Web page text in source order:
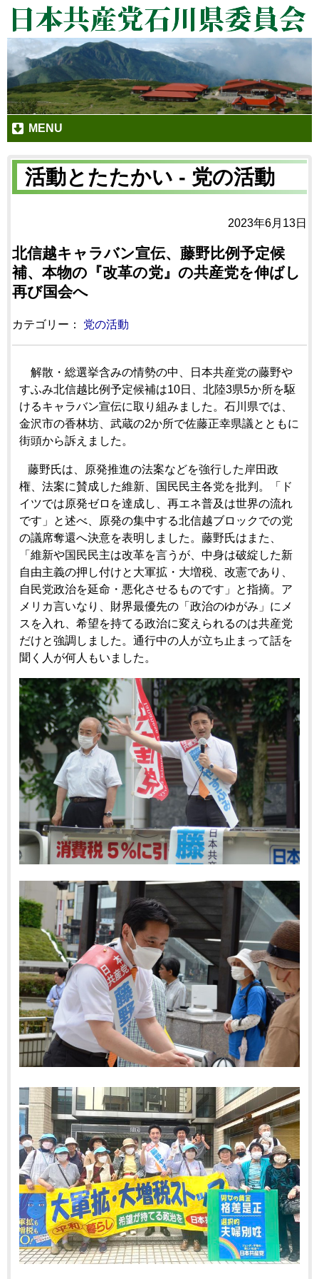
MENU
活動とたたかい - 党の活動
2023年6月13日
北信越キャラバン宣伝、藤野比例予定候
補、本物の『改革の党』の共産党を伸ばし
再び国会へ
カテゴリー： 党の活動
解散・総選挙含みの情勢の中、日本共産党の藤野や
すふみ北信越比例予定候補は10日、北陸3県5か所を駆
けるキャラバン宣伝に取り組みました。石川県では、
金沢市の香林坊、武蔵の2か所で佐藤正幸県議とともに
街頭から訴えました。
藤野氏は、原発推進の法案などを強行した岸田政
権、法案に賛成した維新、国民民主各党を批判。「ド
イツでは原発ゼロを達成し、再エネ普及は世界の流れ
です」と述べ、原発の集中する北信越ブロックでの党
の議席奪還へ決意を表明しました。藤野氏はまた、
「維新や国民民主は改革を言うが、中身は破綻した新
自由主義の押し付けと大軍拡・大増税、改憲であり、
自民党政治を延命・悪化させるものです」と指摘。ア
メリカ言いなり、財界最優先の「政治のゆがみ」にメ
スを入れ、希望を持てる政治に変えられるのは共産党
だけと強調しました。通行中の人が立ち止まって話を
聞く人が何人もいました。